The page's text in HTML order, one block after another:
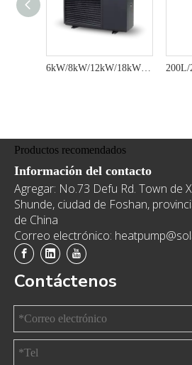
6kW/8kW/12kW/18kW 220V/240V/380V R290 Calentador de agua de la bomba de calor Calentamiento y enfriamiento-3
Productos recomendados
Información del contacto
Agregar: No.73 Defu Rd. Town de
Shunde, ciudad de Foshan,
de China
Correo electrónico:
Contáctenos